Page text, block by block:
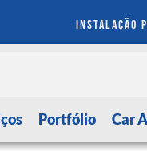
instalação
Portfólio Car